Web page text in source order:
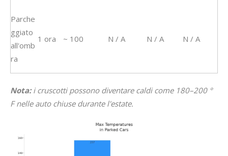
Parche
ggiato
all'omb
ra
1 ora ~ 100 N / A N / A N / A
Nota:i cruscotti possono diventare caldi come 180–200 °
F nelle auto chiuse durante l'estate.